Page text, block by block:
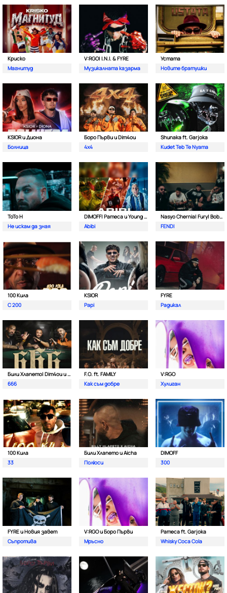
Криско
Магнитуд
V:RGO| I.N.I. & FYRE
Музикалната казарма
Устата
Новите братушки
KSIOR и Диона
Болница
Боро Първи и Dim4ou
4x4
Shunaka ft. Garjoka
Kudet Teb Te Nyama
ToTo H
Не искам да зная
DIMOFF| Pameca и Young BB Young
Abibi
Nasyo Chernia| Fury| Bobo Armani| & N.A.S.I.
FENDI
100 Кила
С 200
KSIOR
Papi
FYRE
Радикал
Били Хлапето| Dim4ou и Garjoka
666
F.O. ft. FAMILY
Как съм добре
V:RGO
Хулиган
100 Кила
33
Били Хлапето и Aicha
Полюси
DIMOFF
300
FYRE и Новия завет
Съпротива
V:RGO и Боро Първи
Мръсно
Pameca ft. Garjoka
Whisky Coca Cola